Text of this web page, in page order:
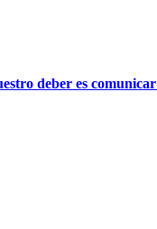
deber es